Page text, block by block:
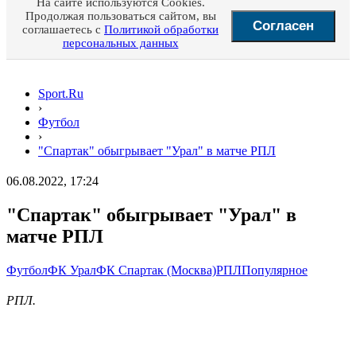
Продолжая пользоваться сайтом, вы
соглашаетесь с Политикой обработки
персональных данных
Согласен
Sport.Ru
›
Футбол
›
"Спартак" обыгрывает "Урал" в матче РПЛ
06.08.2022, 17:24
"Спартак" обыгрывает "Урал" в
матче РПЛ
ФутболФК УралФК Спартак (Москва)РПЛПопулярное
РПЛ.